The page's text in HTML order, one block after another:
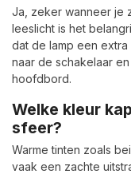
Ja, zeker wanneer je
leeslicht is het
dat de lamp een
naar de schakelaar
hoofdbord.
Welke kleur
sfeer?
Warme tinten zoals
vaak een zachte